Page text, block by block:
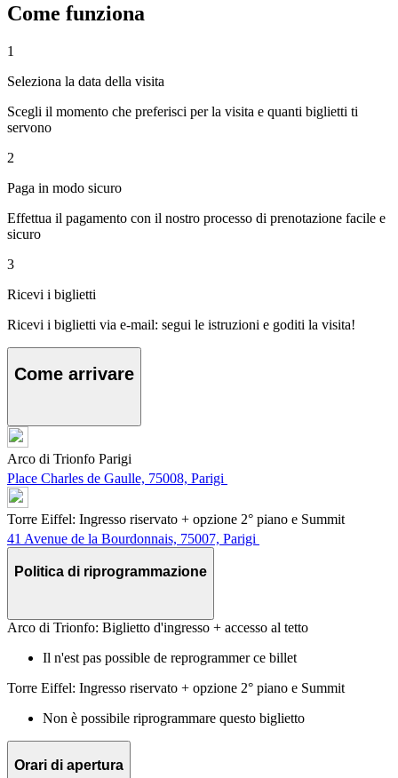
Come funziona
1
Seleziona la data della visita
Scegli il momento che preferisci per la visita e quanti biglietti ti
servono
2
Paga in modo sicuro
Effettua il pagamento con il nostro processo di prenotazione facile e
sicuro
3
Ricevi i biglietti
Ricevi i biglietti via e-mail: segui le istruzioni e goditi la visita!
Come arrivare
Arco di Trionfo Parigi
Place Charles de Gaulle, 75008, Parigi
Torre Eiffel: Ingresso riservato + opzione 2° piano e Summit
41 Avenue de la Bourdonnais, 75007, Parigi
Politica di riprogrammazione
Arco di Trionfo: Biglietto d'ingresso + accesso al tetto
Il n'est pas possible de reprogrammer ce billet
Torre Eiffel: Ingresso riservato + opzione 2° piano e Summit
Non è possibile riprogrammare questo biglietto
Orari di apertura